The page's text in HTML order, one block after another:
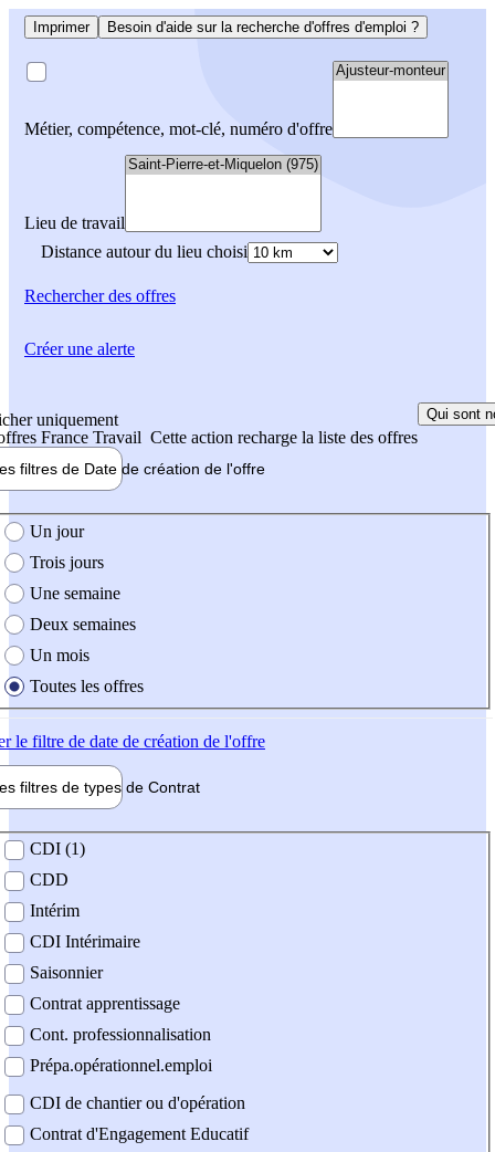
Imprimer Besoin d'aide sur la recherche d'offres d'emploi ?
Métier, compétence, mot-clé, numéro d'offre
Lieu de travail
Distance autour du lieu choisi
Rechercherdes offres
uniquement
France Travail Cette action recharge la liste des offres
Qui sont
filtres de Date de création de l'offre
création de l'offre
Un jour
Trois jours
Une semaine
Deux semaines
Un mois
Toutes les offres
le filtre de date de création de l'offre
filtres de types de Contrat
contrat
CDI (1)
CDD
Intérim
CDI Intérimaire
Saisonnier
Contrat apprentissage
Cont. professionnalisation
Prépa.opérationnel.emploi
CDI de chantier ou d'opération
Contrat d'Engagement Educatif
Créer une alerte